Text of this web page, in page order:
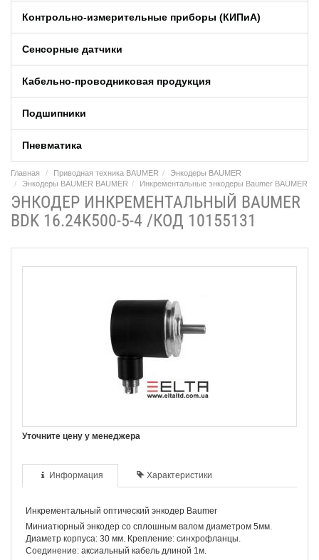
Контрольно-измерительные приборы (КИПиA)
Сенсорные датчики
Кабельно-проводниковая продукция
Подшипники
Пневматика
Главная Приводная техника BAUMER
Энкодеры BAUMER
Энкодеры BAUMER BAUMER
Инкрементальные энкодеры Baumer BAUMER
ЭНКОДЕР ИНКРЕМЕНТАЛЬНЫЙ BAUMER
BDK 16.24K500-5-4 /КОД 10155131
Уточните цену у менеджера
Информация Характеристики
Инкрементальный оптический энкодер Baumer
Миниатюрный энкодер со сплошным валом диаметром 5мм.
Диаметр корпуса: 30 мм. Крепление: синхрофланцы.
Соединение: аксиальный кабель длиной 1м.